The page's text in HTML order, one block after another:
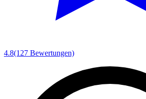
4.8(127 Bewertungen)